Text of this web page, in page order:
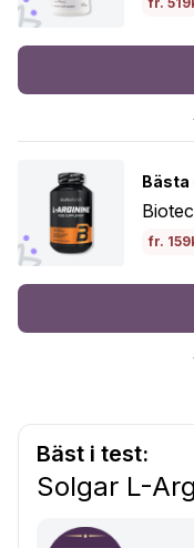
Bästa
fr.
Bäst i test:
Solgar L-